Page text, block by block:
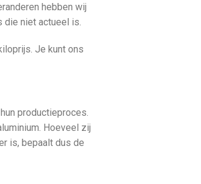
hebben wij
die niet actueel is.
Je kunt ons
productieproces.
Hoeveel zij
is, bepaalt dus de